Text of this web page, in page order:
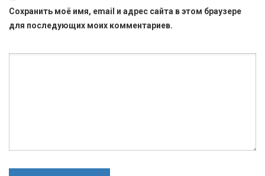
Сохранить моё имя, email и адрес сайта в этом браузере
для последующих моих комментариев.